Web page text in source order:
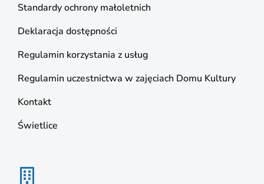
Standardy ochrony małoletnich
Deklaracja dostępności
Regulamin korzystania z usług
Regulamin uczestnictwa w zajęciach Domu Kultury
Kontakt
Świetlice